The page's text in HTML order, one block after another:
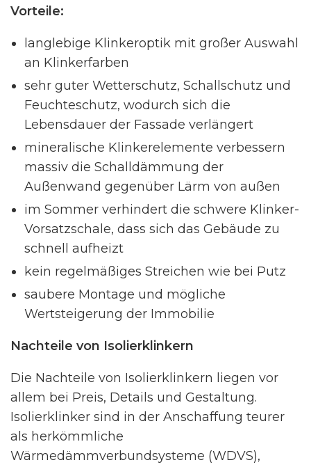
Vorteile:
langlebige Klinkeroptik mit großer Auswahl
an Klinkerfarben
sehr guter Wetterschutz, Schallschutz und
Feuchteschutz, wodurch sich die
Lebensdauer der Fassade verlängert
mineralische Klinkerelemente verbessern
massiv die Schalldämmung der
Außenwand gegenüber Lärm von außen
im Sommer verhindert die schwere Klinker-
Vorsatzschale, dass sich das Gebäude zu
schnell aufheizt
kein regelmäßiges Streichen wie bei Putz
saubere Montage und mögliche
Wertsteigerung der Immobilie
Nachteile von Isolierklinkern
Die Nachteile von Isolierklinkern liegen vor
allem bei Preis, Details und Gestaltung.
Isolierklinker sind in der Anschaffung teurer
als herkömmliche
Wärmedämmverbundsysteme (WDVS),